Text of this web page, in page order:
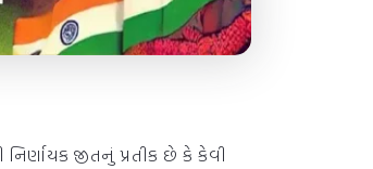
જીતનું પ્રતીક છે કે કેવી